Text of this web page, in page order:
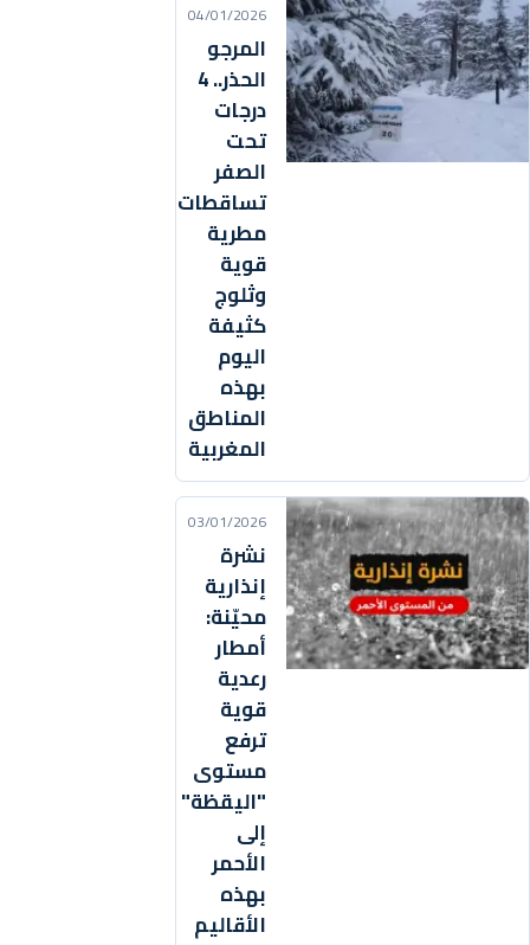
04/01/2026
المرجو
الحذر.. 4
درجات
تحت
الصفر
تساقطات
مطرية
قوية
وثلوج
كثيفة
اليوم
بهذه
المناطق
المغربية
03/01/2026
نشرة
إنذارية
محيّنة:
أمطار
رعدية
قوية
ترفع
مستوى
"اليقظة"
إلى
الأحمر
بهذه
الأقاليم